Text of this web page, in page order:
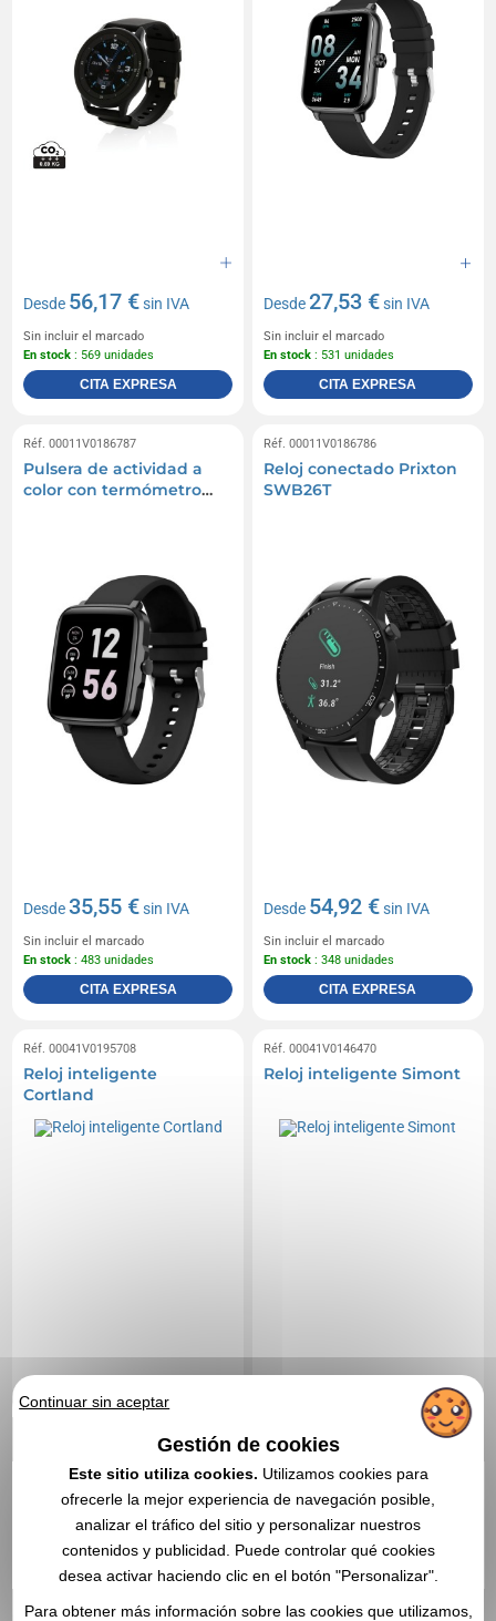
Desde 56,17 €sin IVA
Sin incluir el marcado
En stock : 569 unidades
CITA EXPRESA
Desde27,53 €sin IVA
Sin incluir el marcado
En stock : 531 unidades
CITA EXPRESA
Réf. 00011V0186787
Pulsera de actividad a
color con termómetro
Desde35,55 €sin IVA
Sin incluir el marcado
En stock : 483 unidades
CITA EXPRESA
Réf. 00011V0186786
Reloj conectado Prixton
SWB26T
Desde 54,92 €sin IVA
Sin incluir el marcado
En stock : 348 unidades
CITA EXPRESA
Réf. 00041V0195708
Reloj inteligente
Cortland
14,53 € sin IVA
Sin incluir el marcado
Réf. 00041V0146470
Reloj inteligente Simont
10,74 € sin IVA
Sin incluir el marcado
Continuar sin aceptar
Gestión de cookies
Este sitio utiliza cookies. Utilizamos cookies para
ofrecerle la mejor experiencia de navegación posible,
analizar el tráfico del sitio y personalizar nuestros
contenidos y publicidad. Puede controlar qué cookies
desea activar haciendo clic en el botón "Personalizar".
Para obtener más información sobre las cookies que utilizamos,